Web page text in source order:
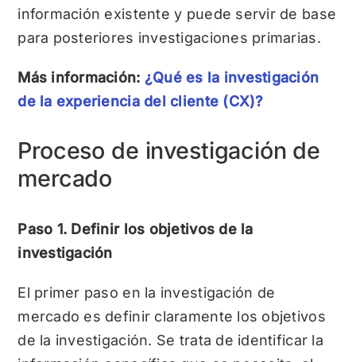
información existente y puede servir de base
para posteriores investigaciones primarias.
Más información: ¿Qué es la investigación
de la experiencia del cliente (CX)?
Proceso de investigación de
mercado
Paso 1. Definir los objetivos de la
investigación
El primer paso en la investigación de
mercado es definir claramente los objetivos
de la investigación. Se trata de identificar la